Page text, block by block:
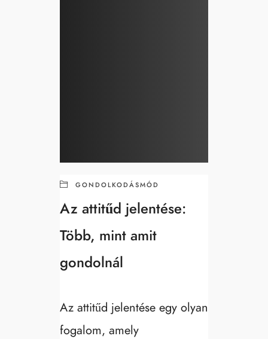
GONDOLKODÁSMÓD
Az attitűd jelentése:
Több, mint amit
gondolnál
Az attitűd jelentése egy olyan
fogalom, amely